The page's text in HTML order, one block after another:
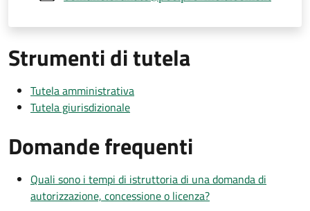
Strumenti di tutela
Tutela amministrativa
Tutela giurisdizionale
Domande frequenti
Quali sono i tempi di istruttoria di una domanda di
autorizzazione, concessione o licenza?